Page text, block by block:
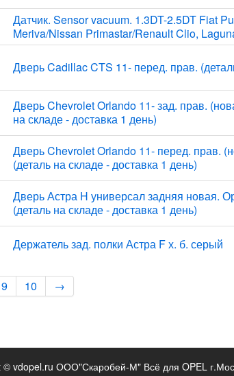
Датчик. Sensor vacuum. 1.3DT-2.5DT Fiat
Meriva/Nissan Primastar/Renault Clio,
Дверь Cadillac CTS 11- перед. прав.
Дверь Chevrolet Orlando 11- зад. прав.
на складе - доставка 1 день)
Дверь Chevrolet Orlando 11- перед. прав.
(деталь на складе - доставка 1 день)
Дверь Астра H универсал задняя новая.
(деталь на складе - доставка 1 день)
Держатель зад. полки Астра F х. б. серый
9 10 →
© vdopel.ru ООО"Скаробей-М" Всё для OPEL